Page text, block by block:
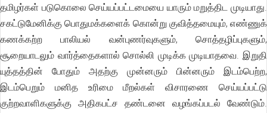
தமிழர்கள் படுகொலை செய்யப்பட்டமையை யாரும் மறுத்திட முடியாது.
சகட்டுமேனிக்கு பொதுமக்களைக் கொன்று குவித்தமையும், எண்ணுக்
கணக்கற்ற பாலியல் வன்புணர்வுகளும், சொத்தழிப்புகளும்,
சூறையாடலும் வார்த்தைகளால் சொல்லி முடிக்க முடியாதவை. இறுதி
யுத்தத்தின் போதும் அதற்கு முன்னரும் பின்னரும் இடம்பெற்ற,
இடம்பெறும் மனித உரிமை மீறல்கள் விசாரணை செய்யப்பட்டு
குற்றவாளிகளுக்கு அதிகபட்ச தண்டனை வழங்கப்படல் வேண்டும்.